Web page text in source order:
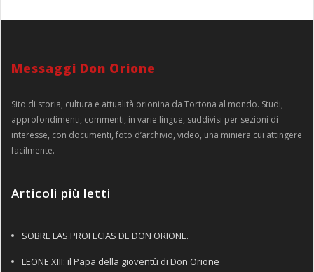
Messaggi Don Orione
Sito di storia, cultura e attualità orionina da Tortona al mondo. Studi,
approfondimenti, commenti, in varie lingue, suddivisi per sezioni di
interesse, con documenti, foto d’archivio, video, una miniera cui attingere
facilmente.
Articoli più letti
SOBRE LAS PROFECIAS DE DON ORIONE.
LEONE XIII: il Papa della gioventù di Don Orione